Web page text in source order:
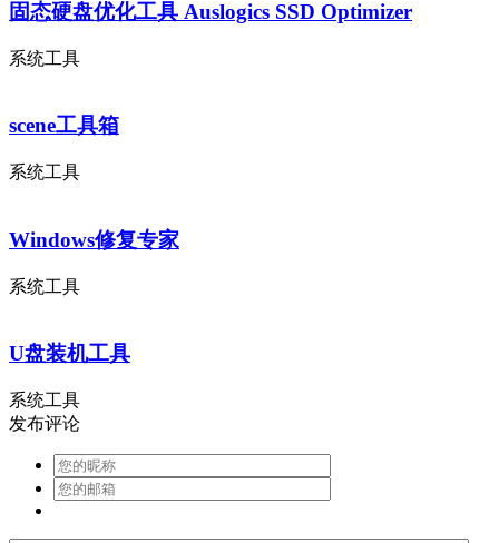
固态硬盘优化工具 Auslogics SSD Optimizer
系统工具
scene工具箱
系统工具
Windows修复专家
系统工具
U盘装机工具
系统工具
发布评论